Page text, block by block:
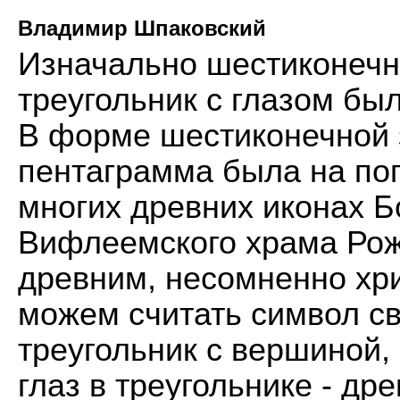
Владимир Шпаковский
Изначально
треугольник с глазом
В форме шестиконечной
пентаграмма была на
многих древних иконах
Вифлеемского храма
древним, несомненно
можем считать символ
треугольник с
глаз в треугольнике -